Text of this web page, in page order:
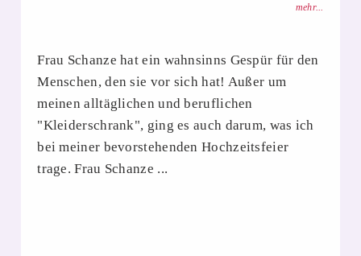
mehr...
Frau Schanze hat ein wahnsinns Gespür für den
Menschen, den sie vor sich hat! Außer um
meinen alltäglichen und beruflichen
"Kleiderschrank", ging es auch darum, was ich
bei meiner bevorstehenden Hochzeitsfeier
trage. Frau Schanze ...